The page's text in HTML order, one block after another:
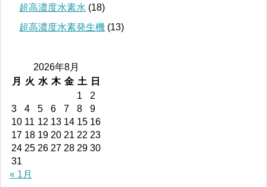
超高濃度水素水 (18)
超高濃度水素発生機 (13)
2026年8月
月
火 水 木 金 土
日
1
2
3
4 5 6 7 8
9
10 11 12 13 14 15 16
17 18 19 20 21 22 23
24 25 26 27 28 29 30
31
« 1月